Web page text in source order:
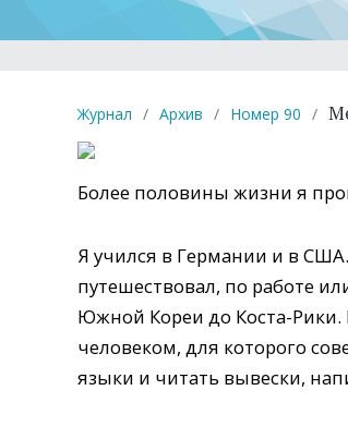
Журнал / Архив / Номер 90 /
Более половины жизни я
Я учился в Германии и в
путешествовал, по работе
Южной Кореи до Коста-Рики.
человеком, для которого
языки и читать вывески,